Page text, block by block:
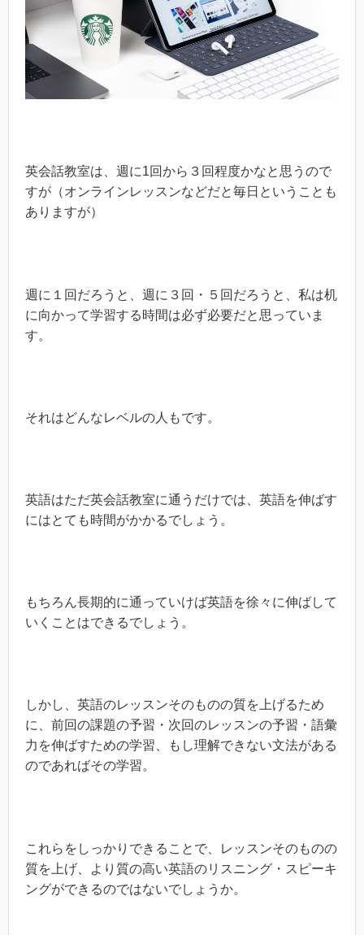
英会話教室は、週に1回から３回程度かなと思うので
すが（オンラインレッスンなどだと毎日ということも
ありますが）
週に１回だろうと、週に３回・５回だろうと、私は机
に向かって学習する時間は必ず必要だと思っていま
す。
それはどんなレベルの人もです。
英語はただ英会話教室に通うだけでは、英語を伸ばす
にはとても時間がかかるでしょう。
もちろん長期的に通っていけば英語を徐々に伸ばして
いくことはできるでしょう。
しかし、英語のレッスンそのものの質を上げるため
に、前回の課題の予習・次回のレッスンの予習・語彙
力を伸ばすための学習、もし理解できない文法がある
のであればその学習。
これらをしっかりできることで、レッスンそのものの
質を上げ、より質の高い英語のリスニング・スピーキ
ングができるのではないでしょうか。